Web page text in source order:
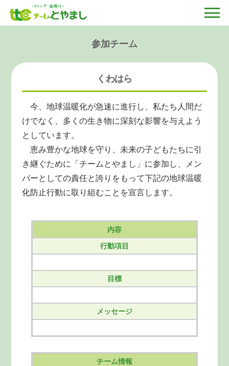
参加チーム
くわはら
今、地球温暖化が急速に進行し、私たち人間だ
けでなく、多くの生き物に深刻な影響を与えよう
としています。
恵み豊かな地球を守り、未来の子どもたちに引
き継ぐために「チームとやまし」に参加し、メン
バーとしての責任と誇りをもって下記の地球温暖
化防止行動に取り組むことを宣言します。
内容
行動項目
目標
メッセージ
チーム情報